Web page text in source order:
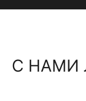
С НАМИ